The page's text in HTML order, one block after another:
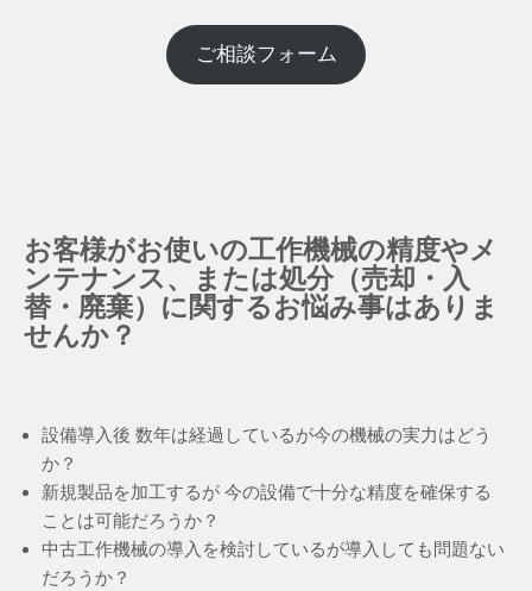
ご相談フォーム
お客様がお使いの工作機械の精度やメ
ンテナンス、または処分（売却・入
替・廃棄）に関するお悩み事はありま
せんか？
設備導入後 数年は経過しているが今の機械の実力はどう
か？
新規製品を加工するが 今の設備で十分な精度を確保する
ことは可能だろうか？
中古工作機械の導入を検討しているが導入しても問題ない
だろうか？